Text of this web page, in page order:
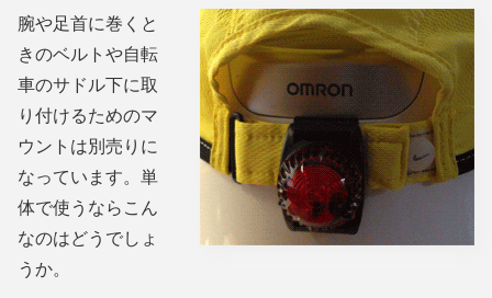
腕や足首に巻くと
きのベルトや自転
車のサドル下に取
り付けるためのマ
ウントは別売りに
なっています。単
体で使うならこん
なのはどうでしょ
うか。